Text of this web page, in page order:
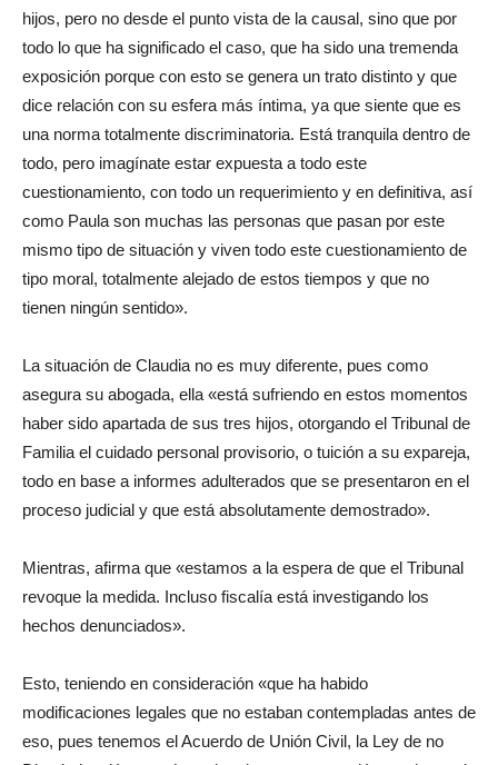
hijos, pero no desde el punto vista de la causal, sino que por
todo lo que ha significado el caso, que ha sido una tremenda
exposición porque con esto se genera un trato distinto y que
dice relación con su esfera más íntima, ya que siente que es
una norma totalmente discriminatoria. Está tranquila dentro de
todo, pero imagínate estar expuesta a todo este
cuestionamiento, con todo un requerimiento y en definitiva, así
como Paula son muchas las personas que pasan por este
mismo tipo de situación y viven todo este cuestionamiento de
tipo moral, totalmente alejado de estos tiempos y que no
tienen ningún sentido».
La situación de Claudia no es muy diferente, pues como
asegura su abogada, ella «está sufriendo en estos momentos
haber sido apartada de sus tres hijos, otorgando el Tribunal de
Familia el cuidado personal provisorio, o tuición a su expareja,
todo en base a informes adulterados que se presentaron en el
proceso judicial y que está absolutamente demostrado».
Mientras, afirma que «estamos a la espera de que el Tribunal
revoque la medida. Incluso fiscalía está investigando los
hechos denunciados».
Esto, teniendo en consideración «que ha habido
modificaciones legales que no estaban contempladas antes de
eso, pues tenemos el Acuerdo de Unión Civil, la Ley de no